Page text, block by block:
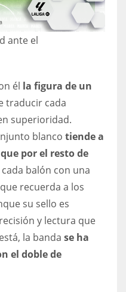
ante el
él la figura de un
traducir cada
superioridad.
blanco tiende a
por el resto de
balón con una
recuerda a los
su sello es
y lectura que
la banda se ha
el doble de